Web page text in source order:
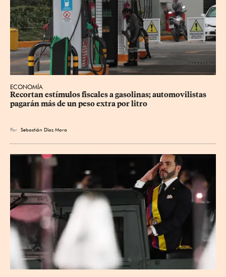
ECONOMÍA
Recortan estímulos fiscales a gasolinas; automovilistas
pagarán más de un peso extra por litro
Por Sebastián Díaz Mora